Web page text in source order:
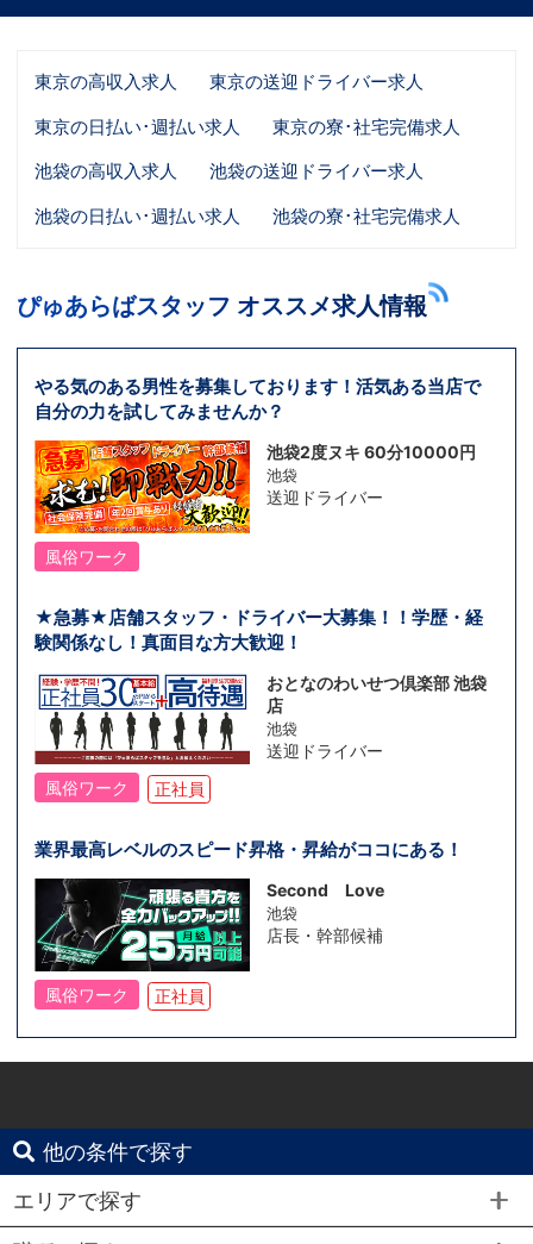
東京の高収入求人
東京の送迎ドライバー求人
東京の日払い･週払い求人
東京の寮･社宅完備求人
池袋の高収入求人
池袋の送迎ドライバー求人
池袋の日払い･週払い求人
池袋の寮･社宅完備求人
ぴゅあらばスタッフ オススメ求人情報
やる気のある男性を募集しております！活気ある当店で
自分の力を試してみませんか？
池袋2度ヌキ 60分10000円
池袋
送迎ドライバー
風俗ワーク
★急募★店舗スタッフ・ドライバー大募集！！学歴・経
験関係なし！真面目な方大歓迎！
おとなのわいせつ倶楽部 池袋
店
池袋
送迎ドライバー
風俗ワーク
正社員
業界最高レベルのスピード昇格・昇給がココにある！
Second Love
池袋
店長・幹部候補
風俗ワーク 正社員
他の条件で探す
エリアで探す